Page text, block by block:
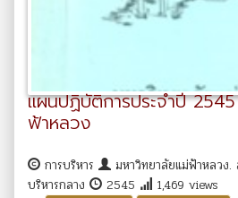
แผนปฏิบัติการประจำปี
ฟ้าหลวง
การบริหาร
มหาวิทยาลัยแม่ฟ้าหลวง
บริหารกลาง
2545
1,469 views